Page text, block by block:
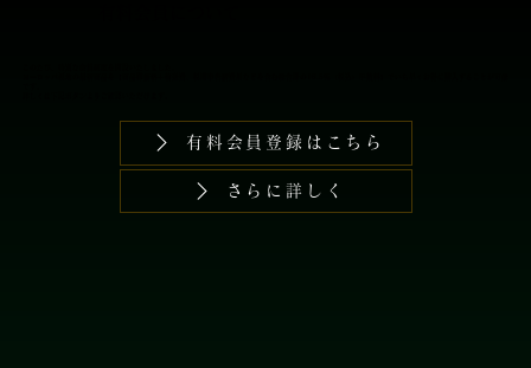
有料会員登録はこちら
さらに詳しく